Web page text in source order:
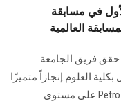
في مسابقة
العالمية
حقق فريق الجامعة
العلوم إنجازاً متميزًا
بحصوله على المركز الأول في مسابقة Petro-Cup على مستوى